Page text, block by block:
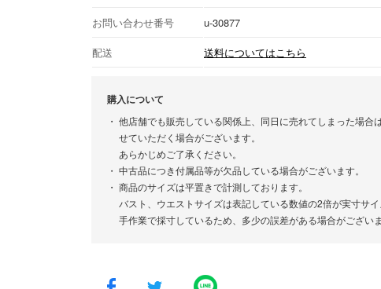
お問い合わせ番号
u-30877
配送
送料についてはこちら
購入について
他店舗でも販売している関係上、同日に売れてしまった場合
せていただく場合がございます。
あらかじめご了承ください。
中古品につき付属品等が欠品している場合がございます。
商品のサイズは平置きで計測しております。
バスト、ウエストサイズは表記している数値の2倍が実寸サイ
手作業で採寸しているため、多少の誤差がある場合がござい